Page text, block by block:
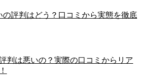
の評判はどう？口コミから実態を徹底
判は悪いの？実際の口コミからリア